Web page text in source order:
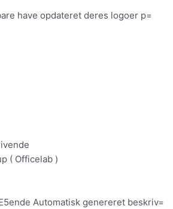
have opdateret deres logoer p=
( Officelab )
Automatisk genereret beskriv=